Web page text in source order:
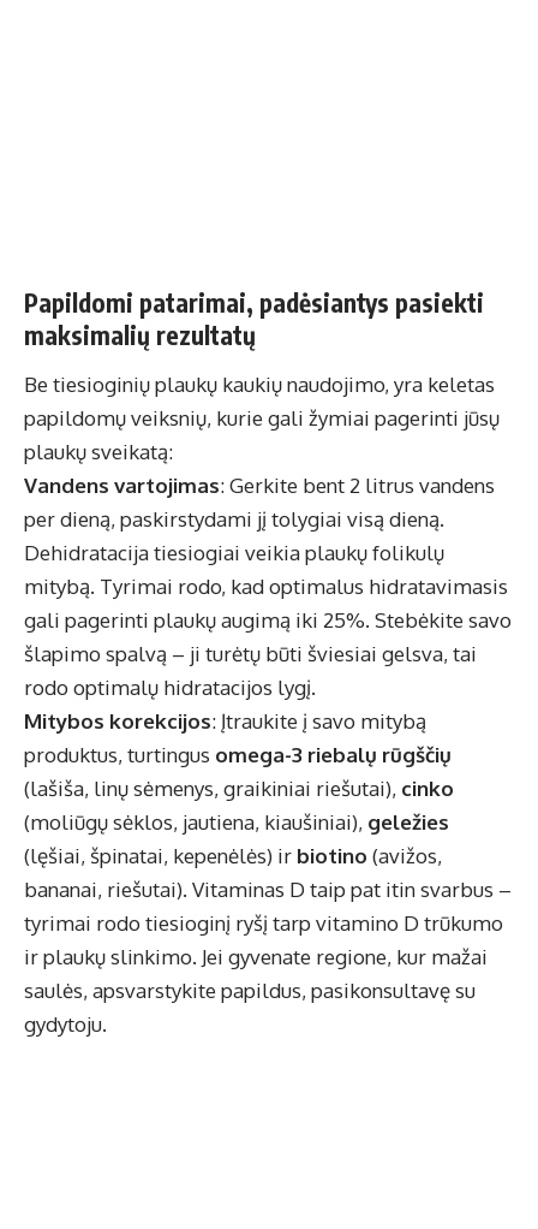
Papildomi patarimai, padėsiantys pasiekti
maksimalių rezultatų
Be tiesioginių plaukų kaukių naudojimo, yra keletas
papildomų veiksnių, kurie gali žymiai pagerinti jūsų
plaukų sveikatą:
Vandens vartojimas: Gerkite bent 2 litrus vandens
per dieną, paskirstydami jį tolygiai visą dieną.
Dehidratacija tiesiogiai veikia plaukų folikulų
mitybą. Tyrimai rodo, kad optimalus hidratavimasis
gali pagerinti plaukų augimą iki 25%. Stebėkite savo
šlapimo spalvą – ji turėtų būti šviesiai gelsva, tai
rodo optimalų hidratacijos lygį.
Mitybos korekcijos: Įtraukite į savo mitybą
produktus, turtingus omega-3 riebalų rūgščių
(lašiša, linų sėmenys, graikiniai riešutai), cinko
(moliūgų sėklos, jautiena, kiaušiniai), geležies
(lęšiai, špinatai, kepenėlės) ir biotino (avižos,
bananai, riešutai). Vitaminas D taip pat itin svarbus –
tyrimai rodo tiesioginį ryšį tarp vitamino D trūkumo
ir plaukų slinkimo. Jei gyvenate regione, kur mažai
saulės, apsvarstykite papildus, pasikonsultavę su
gydytoju.